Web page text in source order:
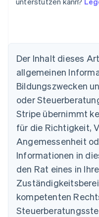
Der Inhalt dieses
allgemeinen
Bildungszwecken
oder
Stripe übernimmt
für die Richtigkeit,
Angemessenheit
Informationen in
den Rat eines in
kompetenten
Australien
English
Belgien
NederlandsFrançais
Brasilien
Bulgarien
English
Dänemark
English
Deutschland
DeutschEnglish